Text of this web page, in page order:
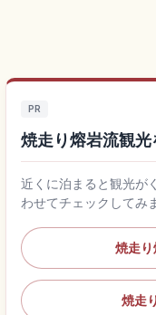
PR
焼走り熔岩流観
近くに泊まると観光が
わせてチェックしてみ
焼走
焼走